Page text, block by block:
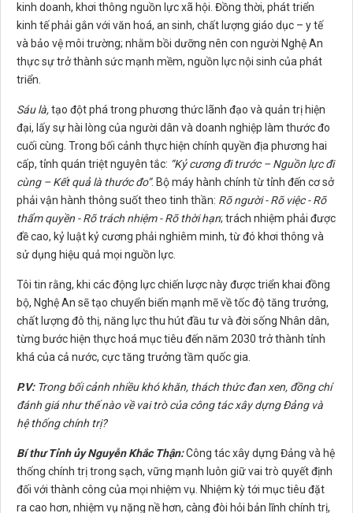
kinh doanh, khơi thông nguồn lực xã hội. Đồng thời, phát triển
kinh tế phải gắn với văn hoá, an sinh, chất lượng giáo dục – y tế
và bảo vệ môi trường; nhằm bồi dưỡng nên con người Nghệ An
thực sự trở thành sức mạnh mềm, nguồn lực nội sinh của phát
triển.
Sáu là,tạo đột phá trong phương thức lãnh đạo và quản trị hiện
đại, lấy sự hài lòng của người dân và doanh nghiệp làm thước đo
cuối cùng. Trong bối cảnh thực hiện chính quyền địa phương hai
cấp, tỉnh quán triệt nguyên tắc: “Kỷ cương đi trước – Nguồn lực đi
cùng – Kết quả là thước đo”. Bộ máy hành chính từ tỉnh đến cơ sở
phải vận hành thông suốt theo tinh thần: Rõ người-Rõ việc-Rõ
thẩm quyền -Rõ trách nhiệm-Rõ thời hạn; trách nhiệm phải được
đề cao, kỷ luật kỷ cương phải nghiêm minh, từ đó khơi thông và
sử dụng hiệu quả mọi nguồn lực.
Tôi tin rằng, khi các động lực chiến lược này được triển khai đồng
bộ, Nghệ An sẽ tạo chuyển biến mạnh mẽ về tốc độ tăng trưởng,
chất lượng đô thị, năng lực thu hút đầu tư và đời sống Nhân dân,
từng bước hiện thực hoá mục tiêu đến năm 2030 trở thành tỉnh
khá của cả nước, cực tăng trưởng tầm quốc gia.
P.V: Trong bối cảnh nhiều khó khăn, thách thức đan xen, đồng chí
đánh giá như thế nào về vai trò của công tác xây dựng Đảng và
hệ thống chính trị?
Bí thư Tỉnh ủy Nguyễn Khắc Thận:Công tác xây dựng Đảng và hệ
thống chính trị trong sạch, vững mạnh luôn giữ vai trò quyết định
đối với thành công của mọi nhiệm vụ. Nhiệm kỳ tới mục tiêu đặt
ra cao hơn, nhiệm vụ nặng nề hơn, càng đòi hỏi bản lĩnh chính trị,